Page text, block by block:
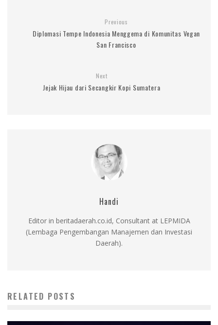
Previous
Diplomasi Tempe Indonesia Menggema di Komunitas Vegan
San Francisco
Next
Jejak Hijau dari Secangkir Kopi Sumatera
Handi
Editor in beritadaerah.co.id, Consultant at LEPMIDA
(Lembaga Pengembangan Manajemen dan Investasi
Daerah).
RELATED POSTS